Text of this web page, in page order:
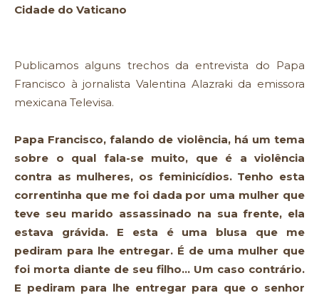
Cidade do Vaticano
Publicamos alguns trechos da entrevista do Papa
Francisco à jornalista Valentina Alazraki da emissora
mexicana Televisa.
Papa Francisco, falando de violência, há um tema
sobre o qual fala-se muito, que é a violência
contra as mulheres, os feminicídios. Tenho esta
correntinha que me foi dada por uma mulher que
teve seu marido assassinado na sua frente, ela
estava grávida. E esta é uma blusa que me
pediram para lhe entregar. É de uma mulher que
foi morta diante de seu filho… Um caso contrário.
E pediram para lhe entregar para que o senhor